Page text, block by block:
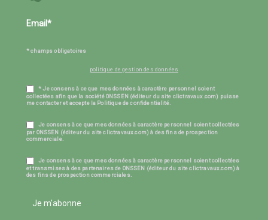
* champs obligatoires
politique de gestion des données
* Je consens à ce que mes données à caractère personnel soient
collectées afin que la société ONSSEN (éditeur du site clictravaux.com) puisse
me contacter et accepte la Politique de confidentialité.
Je consens à ce que mes données à caractère personnel soient collectées
par ONSSEN (éditeur du site clictravaux.com) à des fins de prospection
commerciale.
Je consens à ce que mes données à caractère personnel soient collectées
et transmises à des partenaires de ONSSEN (éditeur du site clictravaux.com) à
des fins de prospection commerciales.
Je m'abonne